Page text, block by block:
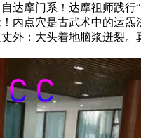
摩门系！达摩祖师践行
内点穴是古武术中的运
外：大头着地脑浆迸裂。